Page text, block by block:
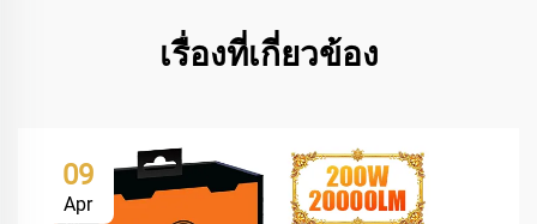
เรื่องที่เกี่ยวข้อง
09
Apr